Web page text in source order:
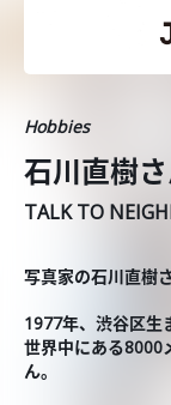
Hobbies
石川直樹
TALK TO
写真家の石川直樹
1977年、渋谷区生
世界中にある8000
ん。